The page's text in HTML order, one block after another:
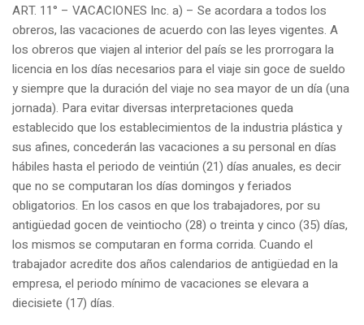
ART. 11° – VACACIONES Inc. a) – Se acordara a todos los
obreros, las vacaciones de acuerdo con las leyes vigentes. A
los obreros que viajen al interior del país se les prorrogara la
licencia en los días necesarios para el viaje sin goce de sueldo
y siempre que la duración del viaje no sea mayor de un día (una
jornada). Para evitar diversas interpretaciones queda
establecido que los establecimientos de la industria plástica y
sus afines, concederán las vacaciones a su personal en días
hábiles hasta el periodo de veintiún (21) días anuales, es decir
que no se computaran los días domingos y feriados
obligatorios. En los casos en que los trabajadores, por su
antigüedad gocen de veintiocho (28) o treinta y cinco (35) días,
los mismos se computaran en forma corrida. Cuando el
trabajador acredite dos años calendarios de antigüedad en la
empresa, el periodo mínimo de vacaciones se elevara a
diecisiete (17) días.